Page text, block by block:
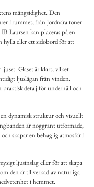
mångsidighet. Den
i rummet, från jordnära toner
Laursen kan placeras på en
hylla eller ett sidobord för att
Glaset är klart, vilket
ljuslågan från vinden.
praktisk detalj för underhåll och
dynamisk struktur och visuellt
är noggrant utformade,
skapar en behaglig atmosfär i
ljusinslag eller för att skapa
den är tillverkad av naturliga
i hemmet.